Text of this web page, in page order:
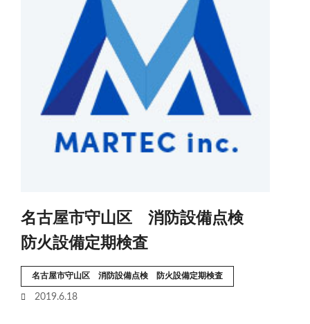
名古屋市守山区 消防設備点検
防火設備定期検査
名古屋市守山区 消防設備点検 防火設備定期検査
2019.6.18